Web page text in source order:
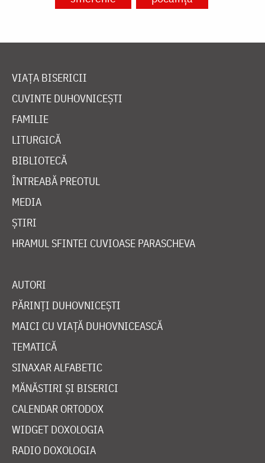
VIAȚA BISERICII
CUVINTE DUHOVNICEȘTI
FAMILIE
LITURGICĂ
BIBLIOTECĂ
ÎNTREABĂ PREOTUL
MEDIA
ȘTIRI
HRAMUL SFINTEI CUVIOASE PARASCHEVA
AUTORI
PĂRINȚI DUHOVNICEȘTI
MAICI CU VIAȚĂ DUHOVNICEASCĂ
TEMATICĂ
SINAXAR ALFABETIC
MĂNĂSTIRI ȘI BISERICI
CALENDAR ORTODOX
WIDGET DOXOLOGIA
RADIO DOXOLOGIA